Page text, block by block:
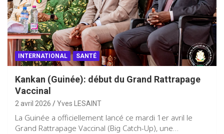
INTERNATIONAL SANTÉ
Kankan (Guinée): début du Grand Rattrapage
Vaccinal
2 avril 2026 Yves LESAINT
La Guinée a officiellement lancé ce mardi 1er avril le
Grand Rattrapage Vaccinal (Big Catch-Up), une…